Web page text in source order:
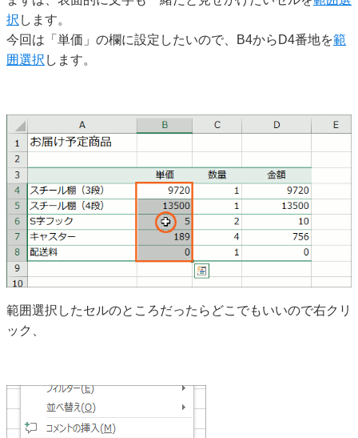
択 します。
今回は「単価」の欄に設定したいので、B4からD4番地を範
囲選択 します。
範囲選択したセルのところだったらどこでもいいので右クリ
ック、